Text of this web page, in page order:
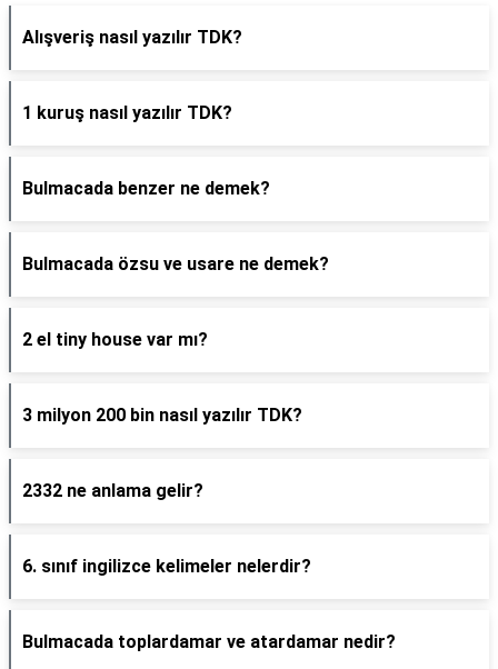
Alışveriş nasıl yazılır TDK?
1 kuruş nasıl yazılır TDK?
Bulmacada benzer ne demek?
Bulmacada özsu ve usare ne demek?
2 el tiny house var mı?
3 milyon 200 bin nasıl yazılır TDK?
2332 ne anlama gelir?
6. sınıf ingilizce kelimeler nelerdir?
Bulmacada toplardamar ve atardamar nedir?